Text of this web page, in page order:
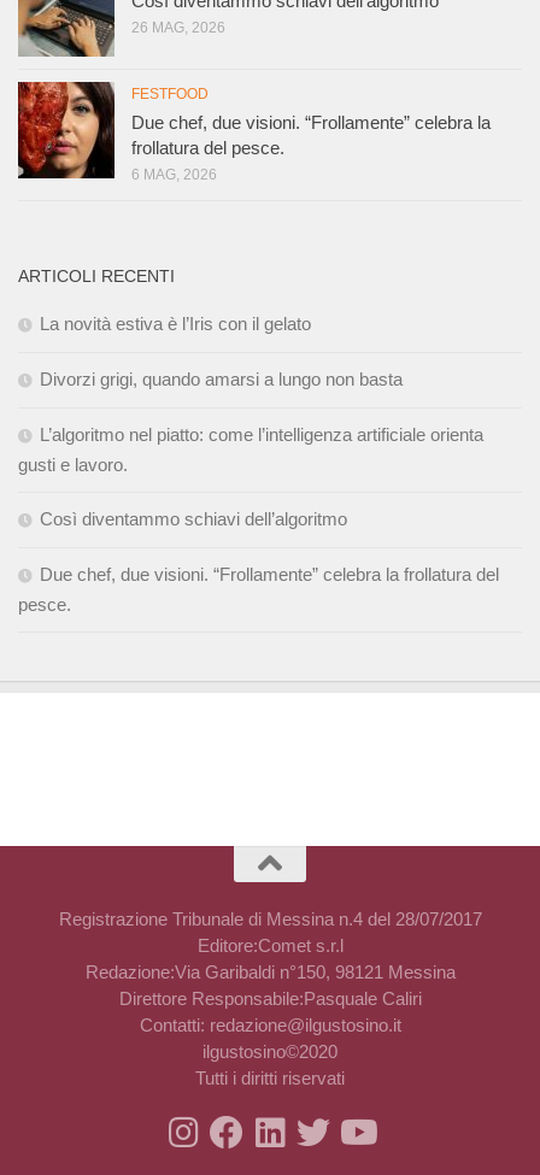
26 MAG, 2026
FESTFOOD
Due chef, due visioni. “Frollamente” celebra la
frollatura del pesce.
6 MAG, 2026
ARTICOLI RECENTI
La novità estiva è l’Iris con il gelato
Divorzi grigi, quando amarsi a lungo non basta
L’algoritmo nel piatto: come l’intelligenza artificiale orienta
gusti e lavoro.
Così diventammo schiavi dell’algoritmo
Due chef, due visioni. “Frollamente” celebra la frollatura del
pesce.
Registrazione Tribunale di Messina n.4 del 28/07/2017
Editore:Comet s.r.l
Redazione:Via Garibaldi n°150, 98121 Messina
Direttore Responsabile:Pasquale Caliri
Contatti: redazione@ilgustosino.it
ilgustosino©2020
Tutti i diritti riservati